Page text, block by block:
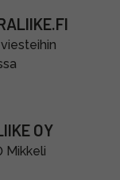
OY
Mikkeli